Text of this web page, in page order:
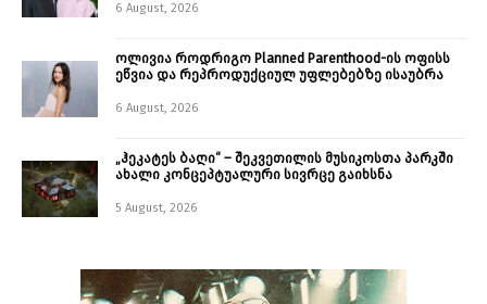
6 August, 2026
ოლივია როდრიგო Planned Parenthood-ის ოფისს
ეწვია და რეპროდუქციულ უფლებებზე ისაუბრა
6 August, 2026
„ჰეკატეს ბაღი“ – შეკვეთილის მუსიკოსთა პარკში
ახალი კონცეპტუალური სივრცე გაიხსნა ￼
5 August, 2026